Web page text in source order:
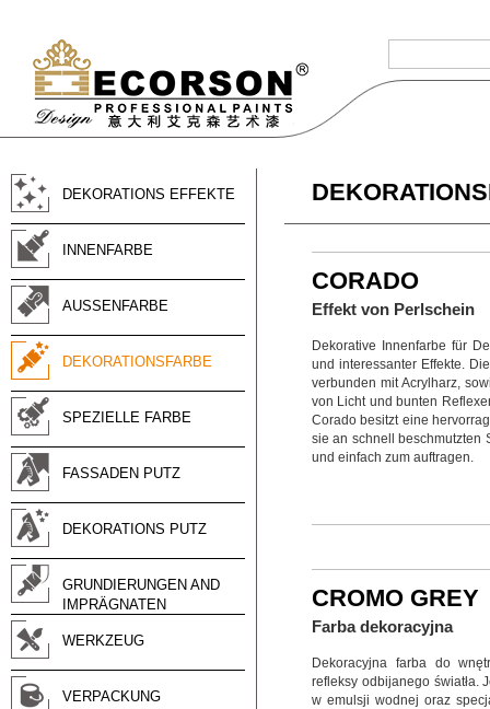
DEKORATIONS EFFEKTE
INNENFARBE
AUSSENFARBE
DEKORATIONSFARBE
SPEZIELLE FARBE
FASSADEN PUTZ
DEKORATIONS PUTZ
GRUNDIERUNGEN AND
IMPRÄGNATEN
WERKZEUG
VERPACKUNG
CORADO
Effekt von Perlschein
Dekorative Innenfarbe für
und interessanter Effekte.
verbunden mit Acrylharz,
von Licht und bunten
Corado besitzt eine
sie an schnell beschmutzten
und einfach zum auftragen.
CROMO GREY
Farba dekoracyjna
Dekoracyjna farba do
refleksy odbijanego światła.
w emulsji wodnej oraz